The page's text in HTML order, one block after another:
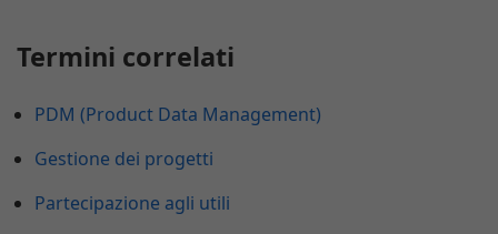
Termini correlati
PDM (Product Data Management)
Gestione dei progetti
Partecipazione agli utili